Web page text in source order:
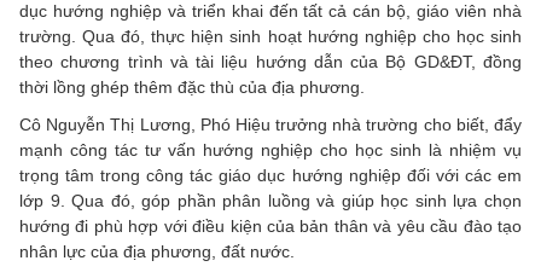
dục hướng nghiệp và triển khai đến tất cả cán bộ, giáo viên nhà
trường. Qua đó, thực hiện sinh hoạt hướng nghiệp cho học sinh
theo chương trình và tài liệu hướng dẫn của Bộ GD&ĐT, đồng
thời lồng ghép thêm đặc thù của địa phương.
Cô Nguyễn Thị Lương, Phó Hiệu trưởng nhà trường cho biết, đẩy
mạnh công tác tư vấn hướng nghiệp cho học sinh là nhiệm vụ
trọng tâm trong công tác giáo dục hướng nghiệp đối với các em
lớp 9. Qua đó, góp phần phân luồng và giúp học sinh lựa chọn
hướng đi phù hợp với điều kiện của bản thân và yêu cầu đào tạo
nhân lực của địa phương, đất nước.